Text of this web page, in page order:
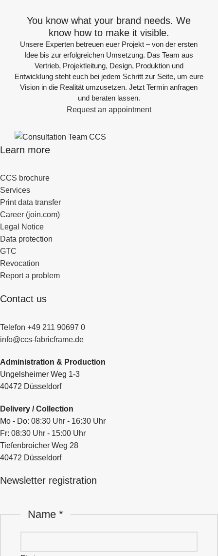
You know what your brand needs. We
know how to make it visible.
Unsere Experten betreuen euer Projekt – von der ersten
Idee bis zur erfolgreichen Umsetzung. Das Team aus
Vertrieb, Projektleitung, Design, Produktion und
Entwicklung steht euch bei jedem Schritt zur Seite, um eure
Vision in die Realität umzusetzen. Jetzt Termin anfragen
und beraten lassen.
Request an appointment
Learn more
CCS brochure
Services
Print data transfer
Career (join.com)
Legal Notice
Data protection
GTC
Revocation
Report a problem
Contact us
Telefon +49 211 90697 0
info@ccs-fabricframe.de
Administration & Production
Ungelsheimer Weg 1-3
40472 Düsseldorf
Delivery / Collection
Mo - Do: 08:30 Uhr - 16:30 Uhr
Fr: 08:30 Uhr - 15:00 Uhr
Tiefenbroicher Weg 28
40472 Düsseldorf
Newsletter registration
Name *